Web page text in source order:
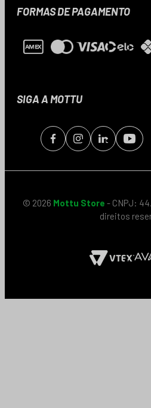
FORMAS DE PAGAMENTO
SIGA A MOTTU
© 2026 Mottu Store - CNPJ:
direitos